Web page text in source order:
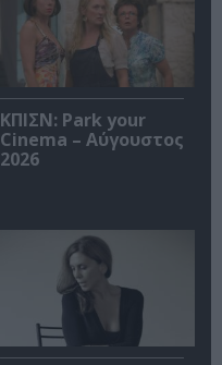
ΚΠΙΣΝ: Park your
Cinema – Αύγουστος
2026